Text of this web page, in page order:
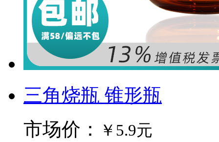
三角烧瓶 锥形瓶
市场价：
￥5.9元